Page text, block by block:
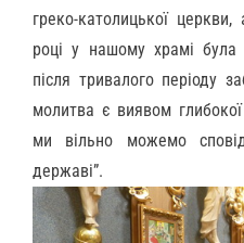
греко-католицької
році у нашому храмі була
після тривалого періоду
молитва є виявом
ми вільно можемо
державі”.